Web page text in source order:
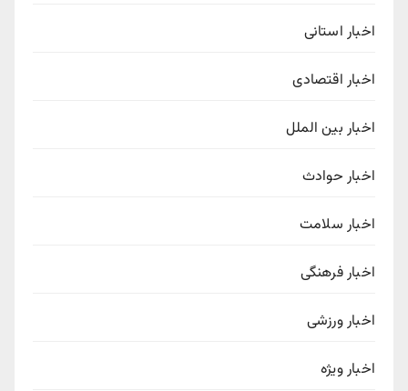
اخبار استانی
اخبار اقتصادی
اخبار بین الملل
اخبار حوادث
اخبار سلامت
اخبار فرهنگی
اخبار ورزشی
اخبار ویژه